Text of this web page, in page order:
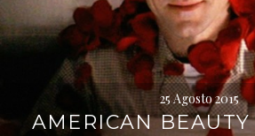
25 Agosto 2015
AMERICAN BEAUTY